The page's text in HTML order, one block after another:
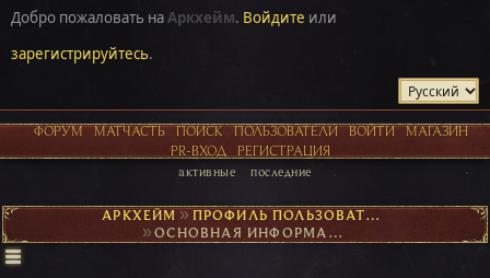
Добро пожаловать наАркхейм. Войдите или
зарегистрируйтесь.
ФОРУМ МАТЧАСТЬ ПОИСК ПОЛЬЗОВАТЕЛИ ВОЙТИ
МАГАЗИН
PR-ВХОД
РЕГИСТРАЦИЯ
активные последние
АРКХЕЙМ► ПРОФИЛЬ ПОЛЬЗОВАТЕЛЯ РАСАХТИ
► ОСНОВНАЯ ИНФОРМАЦИЯ